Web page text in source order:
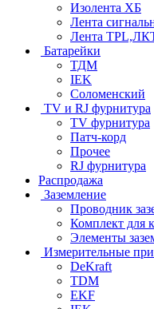
Изолента ХБ
Лента
Лента
Батарейки
ТДМ
IEK
Соломенский
TV и RJ фурнитура
TV фурнитура
Патч-корд
Прочее
RJ фурнитура
Распродажа
Заземление
Проводник
Комплект для
Элементы
Измерительные
DeKraft
TDM
EKF